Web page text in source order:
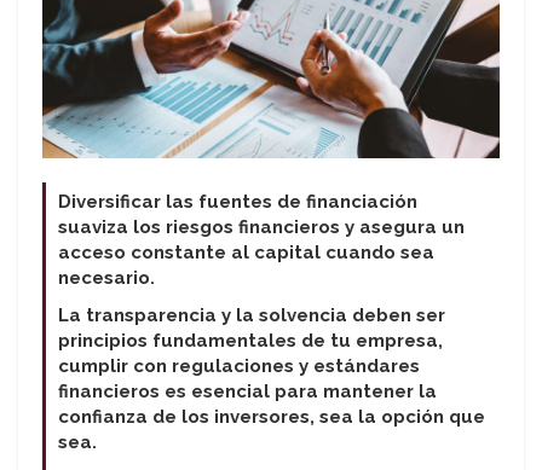
Diversificar las fuentes de financiación
suaviza los riesgos financieros y asegura un
acceso constante al capital cuando sea
necesario.
La transparencia y la solvencia deben ser
principios fundamentales de tu empresa,
cumplir con regulaciones y estándares
financieros es esencial para mantener la
confianza de los inversores, sea la opción que
sea.